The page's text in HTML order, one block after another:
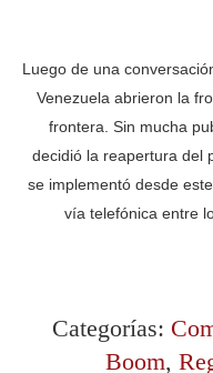
Luego de una
Venezuela abrieron la
frontera. Sin mucha
decidió la reapertura del
se implementó desde
vía telefónica entre
Categorías:
Boom,